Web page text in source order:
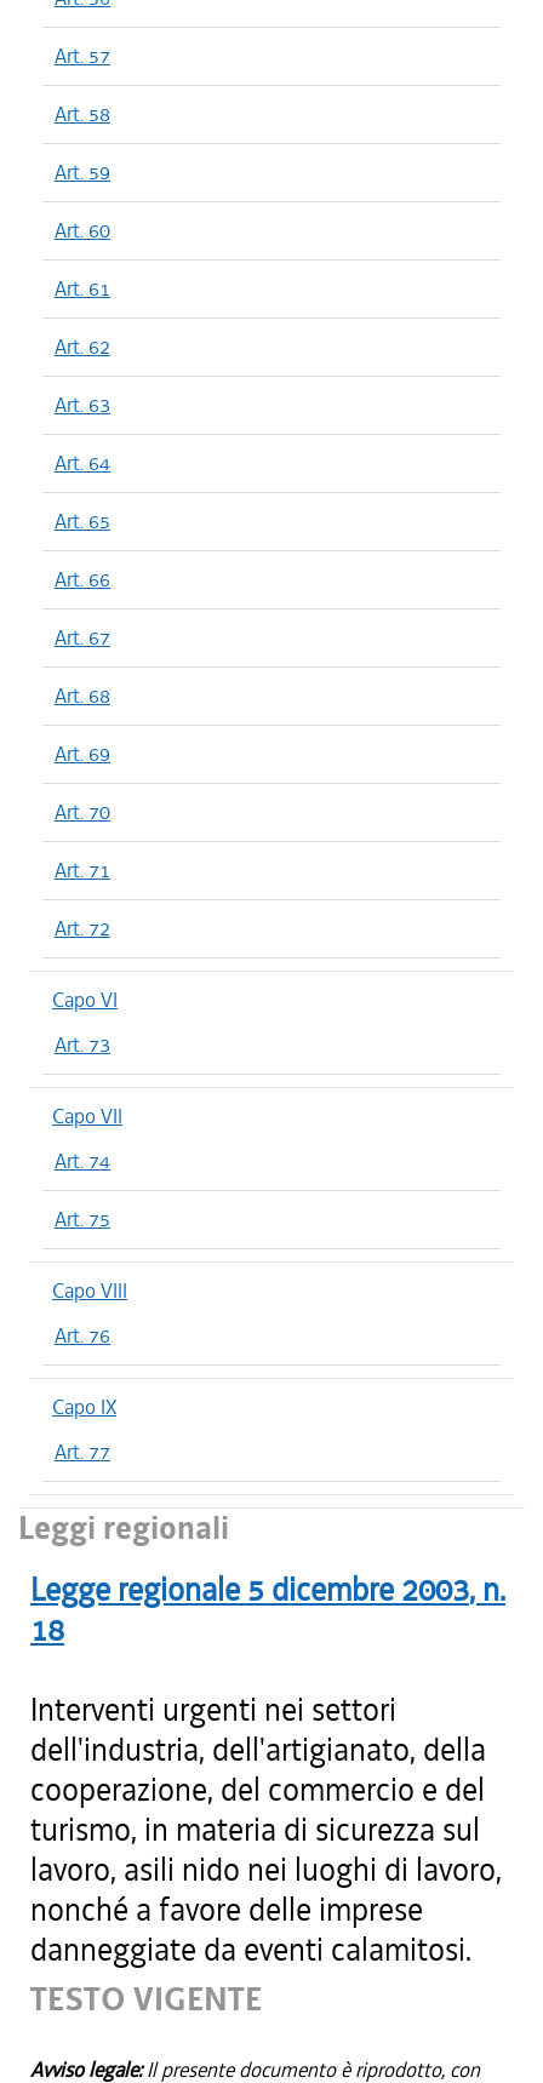
Art. 57
Art. 58
Art. 59
Art. 60
Art. 61
Art. 62
Art. 63
Art. 64
Art. 65
Art. 66
Art. 67
Art. 68
Art. 69
Art. 70
Art. 71
Art. 72
Capo VI
Art. 73
Capo VII
Art. 74
Art. 75
Capo VIII
Art. 76
Capo IX
Art. 77
Leggi regionali
Legge regionale 5 dicembre 2003, n.
18
Interventi urgenti nei settori
dell'industria, dell'artigianato, della
cooperazione, del commercio e del
turismo, in materia di sicurezza sul
lavoro, asili nido nei luoghi di lavoro,
nonché a favore delle imprese
danneggiate da eventi calamitosi.
TESTO VIGENTE
Avviso legale:Il presente documento è riprodotto, con